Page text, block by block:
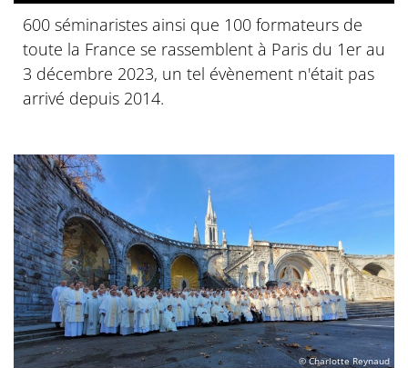
600 séminaristes ainsi que 100 formateurs de
toute la France se rassemblent à Paris du 1er au
3 décembre 2023, un tel évènement n'était pas
arrivé depuis 2014.
© Charlotte Reynaud